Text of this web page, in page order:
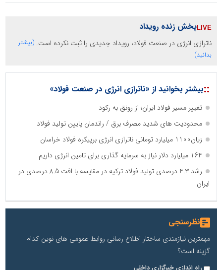
پخش زنده رویداد
ناترازی انرژی در صنعت فولاد، رویداد جدیدی را ثبت نکرده است. (بیشتر
بدانید)
::بیشتر بخوانید از «ناترازی انرژی در صنعت فولاد»
تغییر مسیر فولاد ایران؛ از رونق به رکود
محدودیت های شدید مصرف برق / راندمان پایین تولید فولاد
زیان1100 میلیارد تومانی ناترازی انرژی برپیکره فولاد خراسان
164 میلیارد دلار نیاز به سرمایه گذاری برای تامین انرژی داریم
رشد 4.3 درصدی تولید فولاد ترکیه در مقایسه با افت 8.5 درصدی در
ایران
نظرسنجی
مهمترین نیازمندی ساختار اطلاع رسانی روابط عمومی های نوین کدام
گزینه است؟